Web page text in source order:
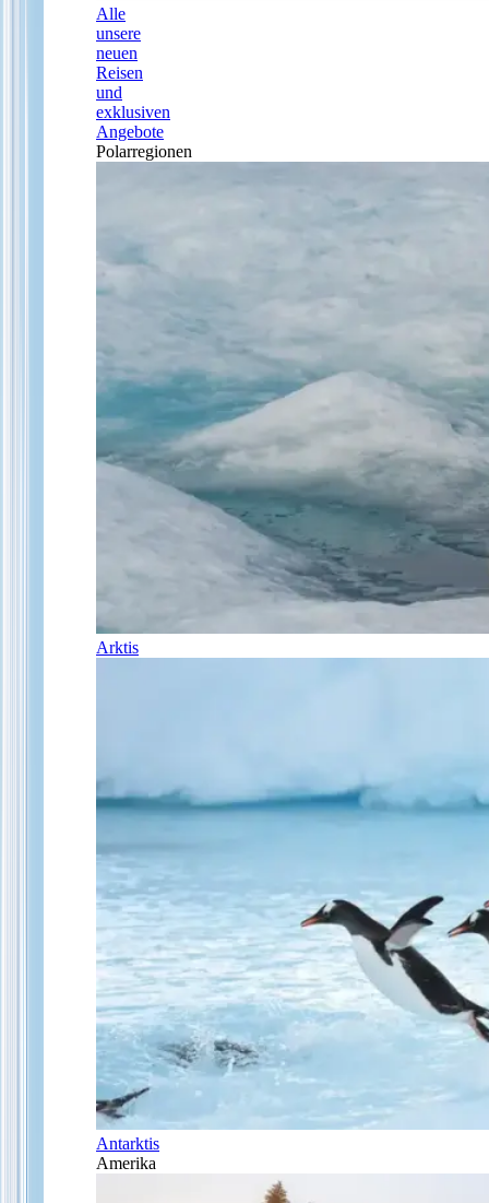
Alle
unsere
neuen
Reisen
und
exklusiven
Angebote
Polarregionen
Arktis
Antarktis
Amerika